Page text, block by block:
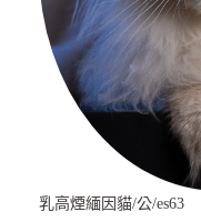
乳高煙緬因貓/公/es63